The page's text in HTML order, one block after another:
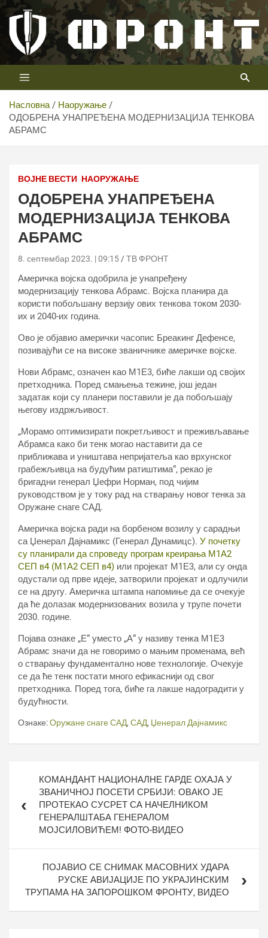
Скип
цонтент
Телевизија ФРОНТ
Први војни канал у Србији
Насловна
Наоружање
ОДОБРЕНА УНАПРЕЂЕНА МОДЕРНИЗАЦИЈА ТЕНКОВА
АБРАМС
ВОЈНЕ ВЕСТИ НАОРУЖАЊЕ
ОДОБРЕНА УНАПРЕЂЕНА
МОДЕРНИЗАЦИЈА ТЕНКОВА
АБРАМС
8. септембар 2023. | 09:15 ТВ ФРОНТ
Америчка војска одобрила је унапређену
модернизацију тенкова Абрамс. Војска планира да
користи побољшану верзију ових тенкова током 2030-
их и 2040-их година.
Ово је објавио амерички часопис Бреакинг Дефенсе,
позивајући се на високе званичнике америчке војске.
Нови Абрамс, означен као М1Е3, биће лакши од својих
претходника. Поред смањења тежине, још један
задатак који су планери поставили је да побољшају
његову издржљивост.
„Морамо оптимизирати покретљивост и преживљавање
Абрамса како би тенк могао наставити да се
приближава и уништава непријатеља као врхунског
грабежљивца на будућим ратиштима“, рекао је
бригадни генерал Џефри Норман, под чијим
руководством је у току рад на стварању новог тенка за
Оружане снаге САД.
Америчка војска ради на борбеном возилу у сарадњи
са Џенерал Дајнамикс (Генерал Дyнамицс). У почетку
су планирали да спроведу програм креирања М1А2
СЕП в4 (М1А2 СЕП в4) или пројекат М1Е3, али су онда
одустали од прве идеје, затворили пројекат и одлучили
се на другу. Америчка штампа напомиње да се очекује
да ће долазак модернизованих возила у трупе почети
2030. године.
Појава ознаке „Е“ уместо „А“ у називу тенка М1Е3
Абрамс значи да не говоримо о мањим променама, већ
о стварању фундаментално нове технологије. Очекује
се да ће тенк постати много ефикаснији од свог
претходника. Поред тога, биће га лакше надоградити у
будућности.
Ознаке:Оружане снаге САД, САД, Џенерал Дајнамикс
чланкаКОМАНДАНТ НАЦИОНАЛНЕ ГАРДЕ ОХАЈА У
ЗВАНИЧНОЈ ПОСЕТИ СРБИЈИ: ОВАКО ЈЕ
ПРОТЕКАО СУСРЕТ СА НАЧЕЛНИКОМ
ГЕНЕРАЛШТАБА ГЕНЕРАЛОМ
МОЈСИЛОВИЋЕМ! ФОТО-ВИДЕО
ПОЈАВИО СЕ СНИМАК МАСОВНИХ УДАРА
РУСКЕ АВИЈАЦИЈЕ ПО УКРАЈИНСКИМ
ТРУПАМА НА ЗАПОРОШКОМ ФРОНТУ, ВИДЕО